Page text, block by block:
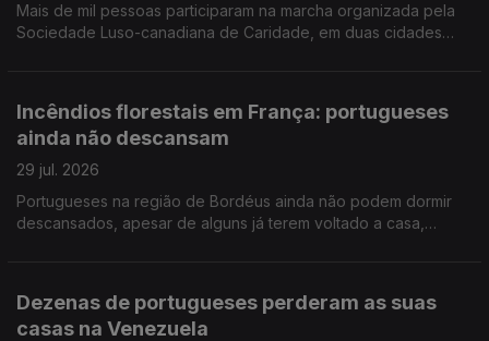
Mais de mil pessoas participaram na marcha organizada pela
Sociedade Luso-canadiana de Caridade, em duas cidades
Incêndios florestais em França: portugueses
ainda não descansam
29 jul. 2026
Portugueses na região de Bordéus ainda não podem dormir
descansados, apesar de alguns já terem voltado a casa,
Dezenas de portugueses perderam as suas
casas na Venezuela